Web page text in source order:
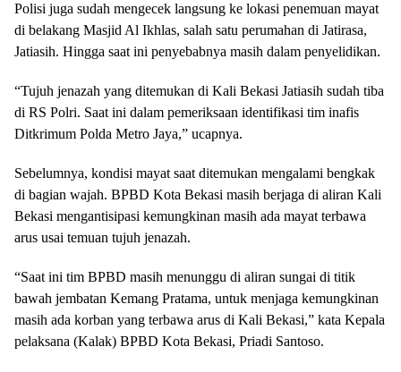
Polisi juga sudah mengecek langsung ke lokasi penemuan mayat
di belakang Masjid Al Ikhlas, salah satu perumahan di Jatirasa,
Jatiasih. Hingga saat ini penyebabnya masih dalam penyelidikan.
“Tujuh jenazah yang ditemukan di Kali Bekasi Jatiasih sudah tiba
di RS Polri. Saat ini dalam pemeriksaan identifikasi tim inafis
Ditkrimum Polda Metro Jaya,” ucapnya.
Sebelumnya, kondisi mayat saat ditemukan mengalami bengkak
di bagian wajah. BPBD Kota Bekasi masih berjaga di aliran Kali
Bekasi mengantisipasi kemungkinan masih ada mayat terbawa
arus usai temuan tujuh jenazah.
“Saat ini tim BPBD masih menunggu di aliran sungai di titik
bawah jembatan Kemang Pratama, untuk menjaga kemungkinan
masih ada korban yang terbawa arus di Kali Bekasi,” kata Kepala
pelaksana (Kalak) BPBD Kota Bekasi, Priadi Santoso.